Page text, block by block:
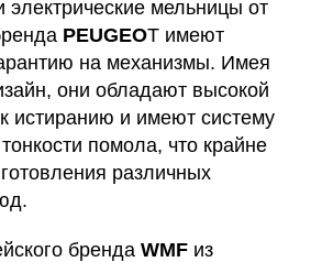
электрические мельницы от
PEUGEOT имеют
на механизмы. Имея
они обладают высокой
истиранию и имеют систему
помола, что крайне
различных
бренда WMF из